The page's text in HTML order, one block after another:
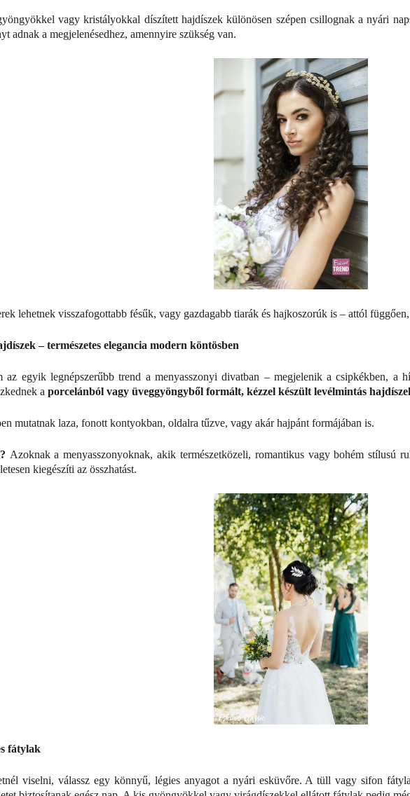
vagy kristályokkal díszített hajdíszek különösen szépen csillognak a nyári
adnak a megjelenésedhez, amennyire szükség van.
lehetnek visszafogottabb fésűk, vagy gazdagabb tiarák és hajkoszorúk is – attól
– természetes elegancia modern köntösben
az egyik legnépszerűbb trend a menyasszonyi divatban – megjelenik a csipkékben, a
a porcelánból vagy üveggyöngyből formált, kézzel készült levélmintás
mutatnak laza, fonott kontyokban, oldalra tűzve, vagy akár hajpánt formájában is.
Azoknak a menyasszonyoknak, akik természetközeli, romantikus vagy bohém stílusú
kiegészíti az összhatást.
fátylak
viselni, válassz egy könnyű, légies anyagot a nyári esküvőre. A tüll vagy sifon